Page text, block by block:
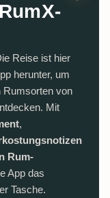
Reise ist hier
herunter, um
Rumsorten von
Mit
,
Rum-
App das
Tasche.